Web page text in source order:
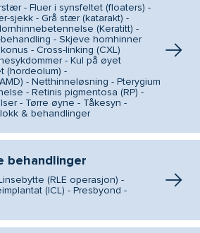
- Fluer i synsfeltet (floaters) -
sjekk - Grå stær (katarakt) -
(Keratitt) -
- Skjeve hornhinner
- Cross-linking (CXL)
- Kul på øyet
(hordeolum) -
- Netthinneløsning - Pterygium
- Retinis pigmentosa (RP) -
- Tørre øyne - Tåkesyn -
& behandlinger
behandlinger
(RLE operasjon) -
(ICL) - Presbyond -